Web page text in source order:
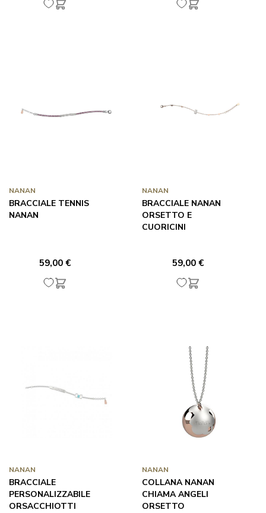
NANAN
BRACCIALE TENNIS
NANAN
59,00 €
NANAN
BRACCIALE NANAN
ORSETTO E
CUORICINI
59,00 €
NANAN
BRACCIALE
PERSONALIZZABILE
ORSACCHIOTTI
NANAN
COLLANA NANAN
CHIAMA ANGELI
ORSETTO